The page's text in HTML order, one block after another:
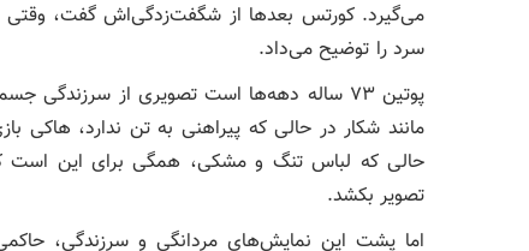
می‌گیرد. کورتس بعدها از شگفت‌زدگی‌اش گفت، وقتی
سرد را توضیح می‌داد.
پوتین ۷۳ ساله دهه‌ها است تصویری از
مانند شکار در حالی که پیراهنی به تن ندارد،
حالی که لباس‌ تنگ و مشکی، همگی برای این است
تصویر بکشد.
اما پشت این نمایش‌های مردانگی و سرزندگی،